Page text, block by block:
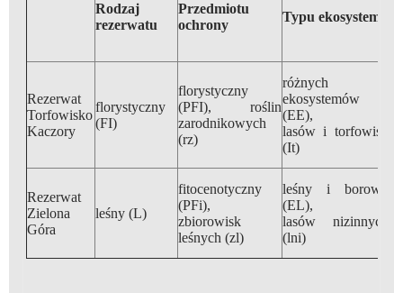
Rodzaj
rezerwatu
Przedmiotu
ochrony
Typu ekosystemu
Rezerwat
Torfowisko
Kaczory
florystyczny
(FI)
florystyczny
(PFI), roślin
zarodnikowych
(rz)
różnych
ekosystemów
(EE),
lasów i torfowisk
(It)
Rezerwat
Zielona
Góra
leśny (L)
fitocenotyczny
(PFi),
zbiorowisk
leśnych (zl)
leśny i borowy
(EL),
lasów nizinnych
(lni)